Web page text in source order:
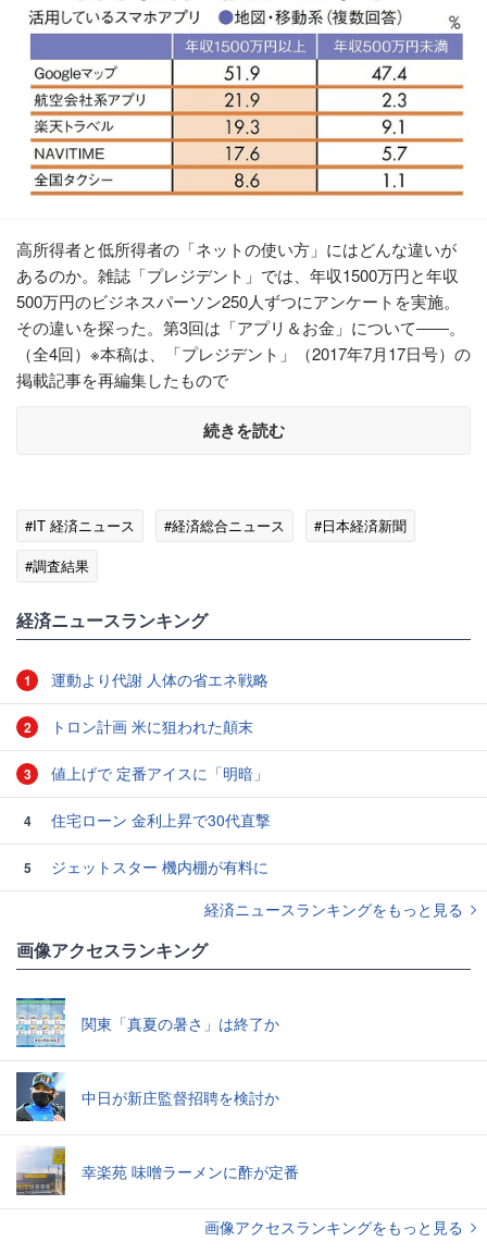
高所得者と低所得者の「ネットの使い方」にはどんな違いが
あるのか。雑誌「プレジデント」では、年収1500万円と年収
500万円のビジネスパーソン250人ずつにアンケートを実施。
その違いを探った。第3回は「アプリ＆お金」について――。
（全4回）※本稿は、「プレジデント」（2017年7月17日号）の
掲載記事を再編集したもので
続きを読む
#IT 経済ニュース #経済総合ニュース
#日本経済新聞
#調査結果
経済ニュースランキング
1 運動より代謝 人体の省エネ戦略
2 トロン計画 米に狙われた顛末
3 値上げで 定番アイスに「明暗」
4 住宅ローン 金利上昇で30代直撃
5
ジェットスター 機内棚が有料に
経済ニュースランキングをもっと見る
画像アクセスランキング
関東「真夏の暑さ」は終了か
中日が新庄監督招聘を検討か
幸楽苑 味噌ラーメンに酢が定番
画像アクセスランキングをもっと見る